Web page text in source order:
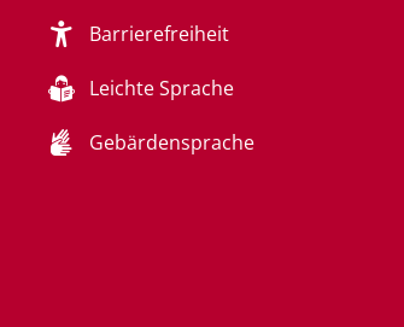
Barrierefreiheit
Leichte Sprache
Gebärdensprache